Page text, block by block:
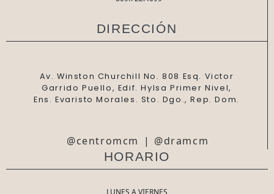
DIRECCIÓN
Av. Winston Churchill No. 808 Esq. Victor
Garrido Puello, Edif. Hylsa Primer Nivel,
Ens. Evaristo Morales. Sto. Dgo., Rep. Dom.
@centromcm | @dramcm
HORARIO
LUNES A VIERNES